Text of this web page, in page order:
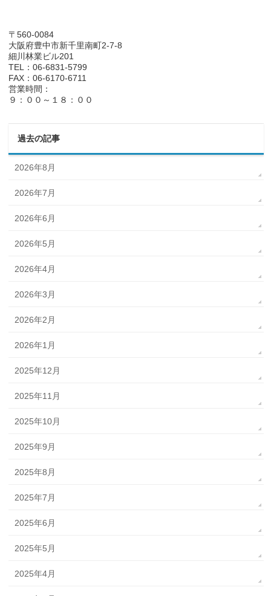
〒560-0084
大阪府豊中市新千里南町2-7-8
細川林業ビル201
TEL：06-6831-5799
FAX：06-6170-6711
営業時間：
９：００～１８：００
過去の記事
2026年8月
2026年7月
2026年6月
2026年5月
2026年4月
2026年3月
2026年2月
2026年1月
2025年12月
2025年11月
2025年10月
2025年9月
2025年8月
2025年7月
2025年6月
2025年5月
2025年4月